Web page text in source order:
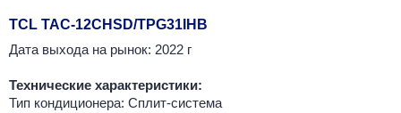
TCL TAC-12CHSD/TPG31IHB
Дата выхода на рынок: 2022 г
Технические характеристики:
Тип кондиционера: Сплит-система